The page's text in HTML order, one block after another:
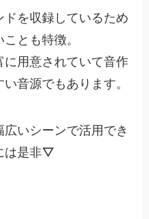
を収録しているため
とも特徴。
用意されていて音作
音源でもあります。
いシーンで活用でき
は是非▽